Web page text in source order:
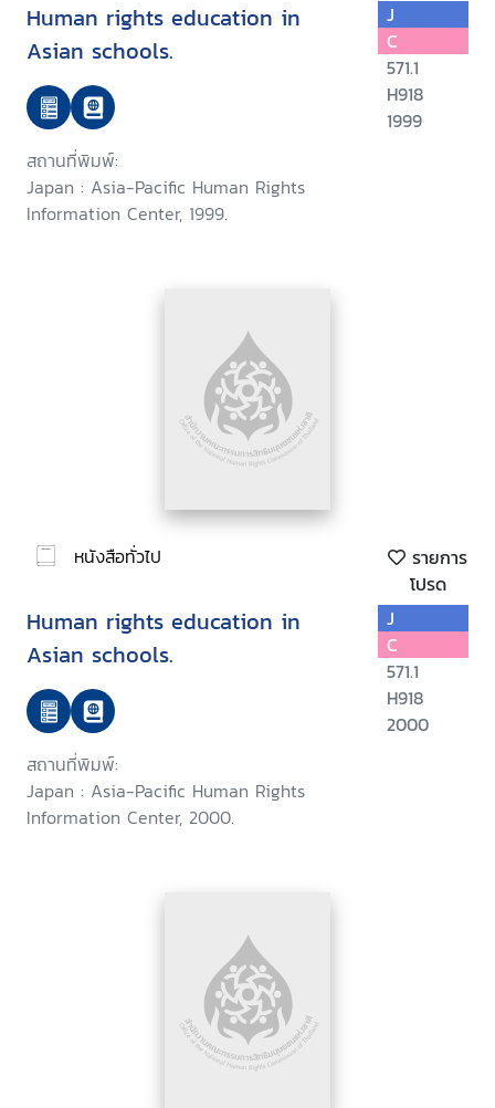
Human rights education in
Asian schools.
สถานที่พิมพ์:
Japan : Asia-Pacific Human Rights
Information Center, 1999.
J
C
571.1
H918
1999
หนังสือทั่วไป
รายการ
โปรด
Human rights education in
Asian schools.
สถานที่พิมพ์:
Japan : Asia-Pacific Human Rights
Information Center, 2000.
J
C
571.1
H918
2000